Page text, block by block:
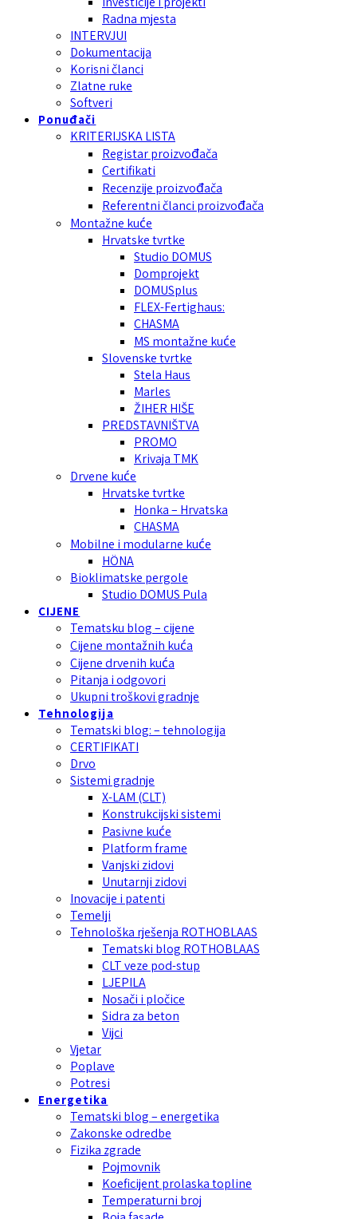
Radna mjesta
INTERVJUI
Dokumentacija
Korisni članci
Zlatne ruke
Softveri
Ponuđači
KRITERIJSKA LISTA
Registar proizvođača
Certifikati
Recenzije proizvođača
Referentni članci proizvođača
Montažne kuće
Hrvatske tvrtke
Studio DOMUS
Domprojekt
DOMUSplus
FLEX-Fertighaus:
CHASMA
MS montažne kuće
Slovenske tvrtke
Stela Haus
Marles
ŽIHER HIŠE
PREDSTAVNIŠTVA
PROMO
Krivaja TMK
Drvene kuće
Hrvatske tvrtke
Honka – Hrvatska
CHASMA
Mobilne i modularne kuće
HÖNA
Bioklimatske pergole
Studio DOMUS Pula
CIJENE
Tematsku blog – cijene
Cijene montažnih kuća
Cijene drvenih kuća
Pitanja i odgovori
Ukupni troškovi gradnje
Tehnologija
Tematski blog: – tehnologija
CERTIFIKATI
Drvo
Sistemi gradnje
X-LAM (CLT)
Konstrukcijski sistemi
Pasivne kuće
Platform frame
Vanjski zidovi
Unutarnji zidovi
Inovacije i patenti
Temelji
Tehnološka rješenja ROTHOBLAAS
Tematski blog ROTHOBLAAS
CLT veze pod-stup
LJEPILA
Nosači i pločice
Sidra za beton
Vijci
Vjetar
Poplave
Potresi
Energetika
Tematski blog – energetika
Zakonske odredbe
Fizika zgrade
Pojmovnik
Koeficijent prolaska topline
Temperaturni broj